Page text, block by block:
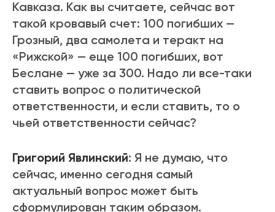
Кавказа. Как вы считаете, сейчас вот
такой кровавый счет: 100 погибших —
Грозный, два самолета и теракт на
«Рижской» — еще 100 погибших, вот
Беслане — уже за 300. Надо ли все-таки
ставить вопрос о политической
ответственности, и если ставить, то о
чьей ответственности сейчас?
Григорий Явлинский: Я не думаю, что
сейчас, именно сегодня самый
актуальный вопрос может быть
сформулирован таким образом.